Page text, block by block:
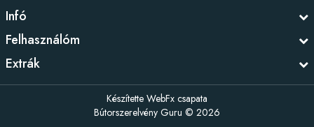
Infó
Felhasználóm
Extrák
Készítette WebFx csapata
Bútorszerelvény Guru © 2026